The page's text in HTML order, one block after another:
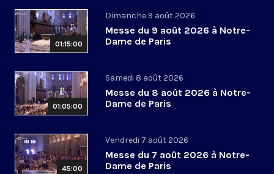
01:15:00
Dimanche 9 août 2026
Messe du 9 août 2026 à Notre-
Dame de Paris
01:05:00
Samedi 8 août 2026
Messe du 8 août 2026 à Notre-
Dame de Paris
45:00
Vendredi 7 août 2026
Messe du 7 août 2026 à Notre-
Dame de Paris